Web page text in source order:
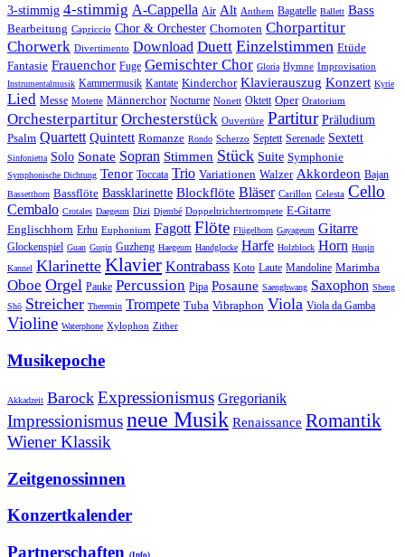
3-stimmig 4-stimmig A-Cappella Air Alt Anthem Bagatelle Ballett Bass
Bearbeitung Capriccio Chor & Orchester Chornoten Chorpartitur
Chorwerk Divertimento Download Duett Einzelstimmen Etüde
Fantasie Frauenchor Fuge Gemischter Chor Gloria Hymne Improvisation
Instrumentalmusik Kammermusik Kantate Kinderchor Klavierauszug Konzert Kyrie
Lied Messe Motette Männerchor Nocturne Nonett Oktett Oper Oratorium
Orchesterpartitur Orchesterstück Ouvertüre Partitur Präludium
Psalm Quartett Quintett Romanze Rondo Scherzo Septett Serenade Sextett
Sinfonietta Solo Sonate Sopran Stimmen Stück Suite Symphonie
Symphonische Dichtung Tenor Toccata Trio Variationen Walzer Akkordeon Bajan
Bassetthorn Bassflöte Bassklarinette Blockflöte Bläser Carillon Celesta Cello
Cembalo Crotales Daegeum Dizi Djembé Doppeltrichtertrompete E-Gitarre
Englischhorn Erhu Euphonium Fagott Flöte Flügelhorn Gayageum Gitarre
Glockenspiel Guan Guqin Guzheng Haegeum Handglocke Harfe Holzblock Horn Huqin
Kannel Klarinette Klavier Kontrabass Koto Laute Mandoline Marimba
Oboe Orgel Pauke Percussion Pipa Posaune Saenghwang Saxophon Sheng
Shō Streicher Theremin Trompete Tuba Vibraphon Viola Viola da Gamba
Violine Waterphone Xylophon Zither
Musikepoche
Akkadzeit Barock Expressionismus Gregorianik
Impressionismusneue Musik Renaissance Romantik
Wiener Klassik
Zeitgenossinnen
Konzertkalender
Partnerschaften